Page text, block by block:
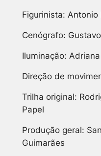
Figurinista: Antonio
Cenógrafo:
Iluminação:
Direção de
Trilha original:
Papel
Produção geral:
Guimarães